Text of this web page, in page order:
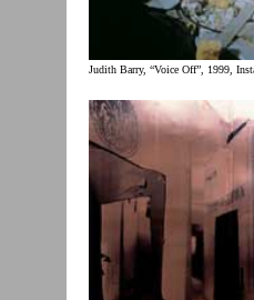
Judith Barry, “Voice Off”, 1999,